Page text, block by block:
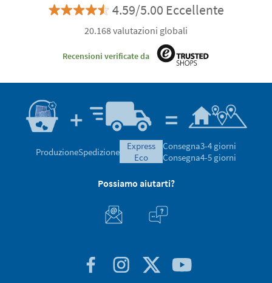
4.59/5.00 Eccellente
20.168 valutazioni globali
Recensioni verificate da
ProduzioneSpedizione
express
eco
Consegna3-4 giorni
Consegna4-5 giorni
Possiamo aiutarti?